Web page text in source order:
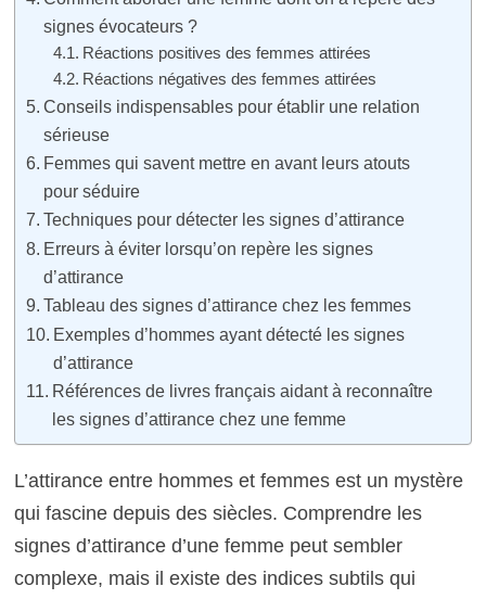
signes évocateurs ?
Réactions positives des femmes attirées
Réactions négatives des femmes attirées
Conseils indispensables pour établir une relation
sérieuse
Femmes qui savent mettre en avant leurs atouts
pour séduire
Techniques pour détecter les signes d’attirance
Erreurs à éviter lorsqu’on repère les signes
d’attirance
Tableau des signes d’attirance chez les femmes
Exemples d’hommes ayant détecté les signes
d’attirance
Références de livres français aidant à reconnaître
les signes d’attirance chez une femme
L’attirance entre hommes et femmes est un mystère
qui fascine depuis des siècles. Comprendre les
signes d’attirance d’une femme peut sembler
complexe, mais il existe des indices subtils qui